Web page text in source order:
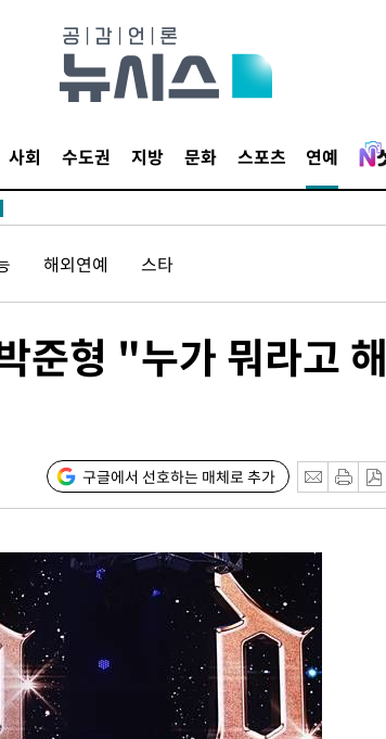
사회 수도권 지방 문화 스포츠 연예
해외연예 스타
준형 "누가 뭐라고 해
구글에서 선호하는 매체로 추가